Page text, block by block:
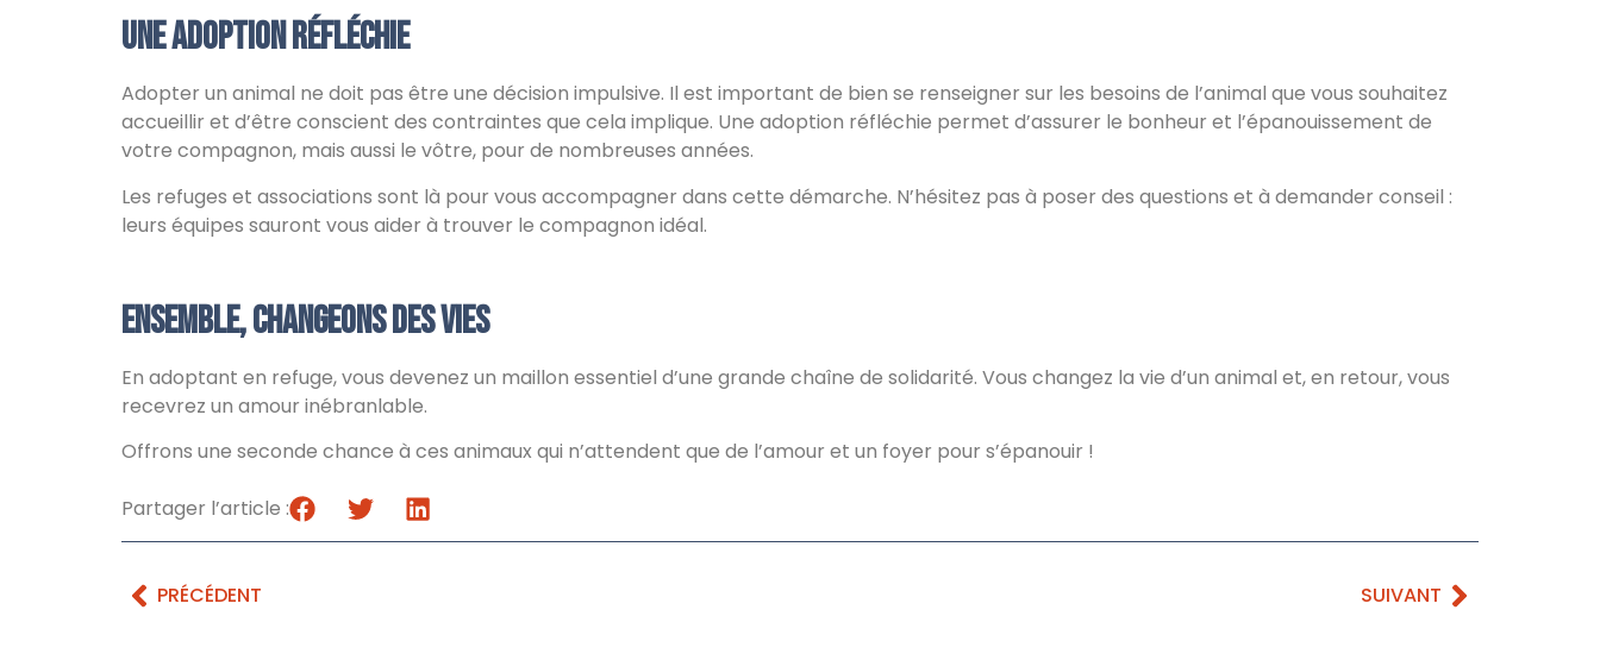
Une adoption réfléchie
Adopter un animal ne doit pas être une décision impulsive. Il est important de bien se renseigner sur les besoins de l’animal que vous souhaitez
accueillir et d’être conscient des contraintes que cela implique. Une adoption réfléchie permet d’assurer le bonheur et l’épanouissement de
votre compagnon, mais aussi le vôtre, pour de nombreuses années.
Les refuges et associations sont là pour vous accompagner dans cette démarche. N’hésitez pas à poser des questions et à demander conseil :
leurs équipes sauront vous aider à trouver le compagnon idéal.
Ensemble, changeons des vies
En adoptant en refuge, vous devenez un maillon essentiel d’une grande chaîne de solidarité. Vous changez la vie d’un animal et, en retour, vous
recevrez un amour inébranlable.
Offrons une seconde chance à ces animaux qui n’attendent que de l’amour et un foyer pour s’épanouir !
Partager l’article :
PRÉCÉDENT SUIVANT